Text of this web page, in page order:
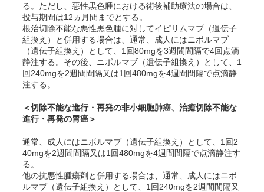
る。ただし、悪性黒色腫における術後補助療法の場合は、
投与期間は12ヵ月間までとする。
根治切除不能な悪性黒色腫に対してイピリムマブ（遺伝子
組換え）と併用する場合は、通常、成人にはニボルマブ
（遺伝子組換え）として、1回80mgを3週間間隔で4回点滴
静注する。その後、ニボルマブ（遺伝子組換え）として、1
回240mgを2週間間隔又は1回480mgを4週間間隔で点滴静
注する。
＜切除不能な進行・再発の非小細胞肺癌、治癒切除不能な
進行・再発の胃癌＞
通常、成人にはニボルマブ（遺伝子組換え）として、1回2
40mgを2週間間隔又は1回480mgを4週間間隔で点滴静注す
る。
他の抗悪性腫瘍剤と併用する場合は、通常、成人にはニボ
ルマブ（遺伝子組換え）として、1回240mgを2週間間隔又